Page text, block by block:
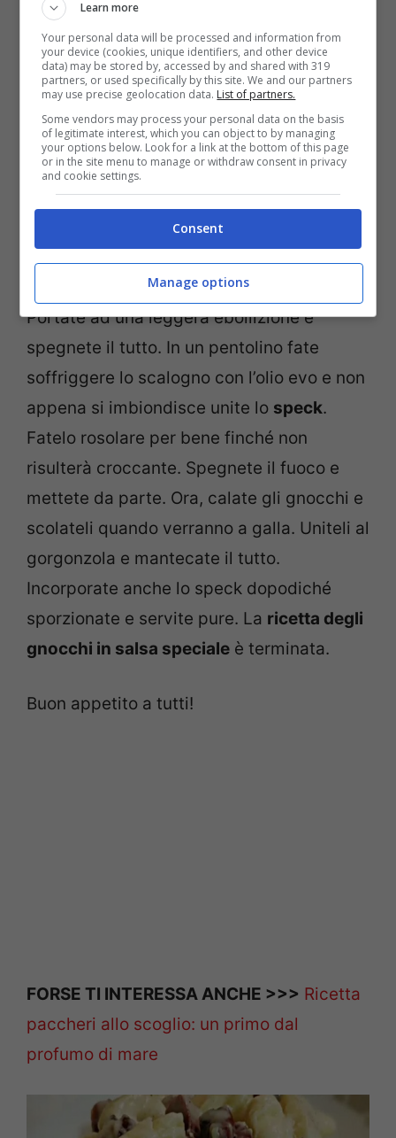
sera) e sbucciatele. A questo punto
procedete con la realizzazione dei vostri
gnocchi di patate. Terminato con gli
gnocchi, mettete una pentola con
abbondante acqua salata per la loro
cottura e portatela ad ebollizione. Nel
frattempo preparate il condimento. Fate
scaldare, in una pentola capiente, la panna
ed incorporate ilgorgonzola.
Portate ad una leggera ebollizione e
spegnete il tutto. In un pentolino fate
soffriggere lo scalogno con l’olio evo e non
appena si imbiondisce unite lo speck.
Fatelo rosolare per bene finché non
risulterà croccante. Spegnete il fuoco e
mettete da parte. Ora, calate gli gnocchi e
scolateli quando verranno a galla. Uniteli al
gorgonzola e mantecate il tutto.
Incorporate anche lo speck dopodiché
sporzionate e servite pure. La ricetta degli
gnocchi in salsa speciale è terminata.
Buon appetito a tutti!
FORSE TI INTERESSA ANCHE >>> Ricetta
paccheri allo scoglio: un primo dal
profumo di mare
Learn more
Your personal data will be processed and information from
your device (cookies, unique identifiers, and other device
data) may be stored by, accessed by and shared with 319
partners, or used specifically by this site. We and our partners
may use precise geolocation data. List of partners.
Some vendors may process your personal data on the basis
of legitimate interest, which you can object to by managing
your options below. Look for a link at the bottom of this page
or in the site menu to manage or withdraw consent in privacy
and cookie settings.
Consent
Manage options